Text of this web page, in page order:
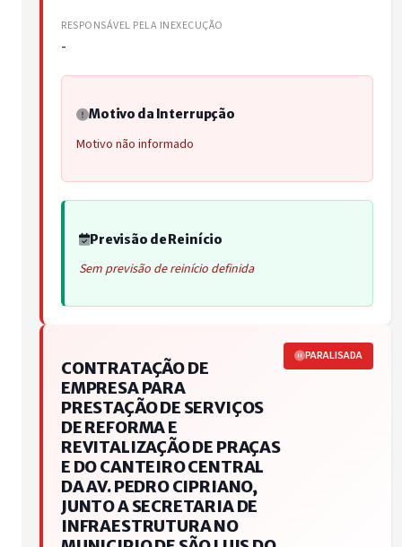
RESPONSÁVEL PELA INEXECUÇÃO
-
Motivo da Interrupção
Motivo não informado
Previsão de Reinício
Sem previsão de reinício definida
CONTRATAÇÃO DE
EMPRESA PARA
PRESTAÇÃO DE SERVIÇOS
DE REFORMA E
REVITALIZAÇÃO DE PRAÇAS
E DO CANTEIRO CENTRAL
DA AV. PEDRO CIPRIANO,
JUNTO A SECRETARIA DE
INFRAESTRUTURA NO
PARALISADA